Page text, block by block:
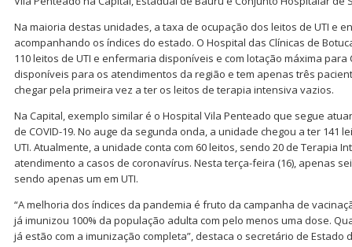
Na maioria destas unidades, a taxa de ocupação dos leitos de UTI e
acompanhando os índices do estado. O Hospital das Clínicas de
110 leitos de UTI e enfermaria disponíveis e com lotação máxima para
disponíveis para os atendimentos da região e tem apenas três
chegar pela primeira vez a ter os leitos de terapia intensiva vazios.
Na Capital, exemplo similar é o Hospital Vila Penteado que segue
de COVID-19. No auge da segunda onda, a unidade chegou a ter 141
UTI. Atualmente, a unidade conta com 60 leitos, sendo 20 de Terapia
atendimento a casos de coronavírus. Nesta terça-feira (16), apenas
sendo apenas um em UTI.
“A melhoria dos índices da pandemia é fruto da campanha de
já imunizou 100% da população adulta com pelo menos uma dose.
já estão com a imunização completa”, destaca o secretário de Estado